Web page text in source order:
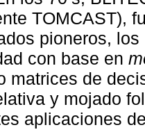
TOMCAST),
pioneros,
con base en
matrices de
y mojado
aplicaciones